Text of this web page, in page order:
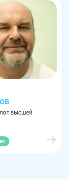
высшей